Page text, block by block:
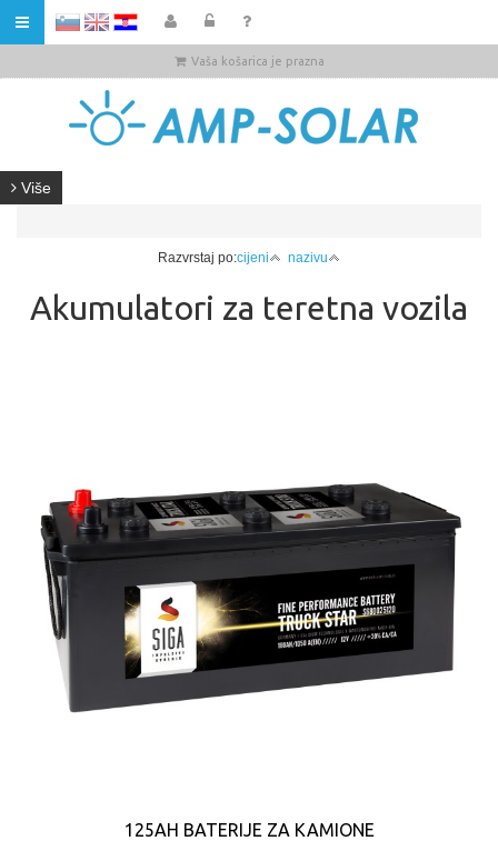
Vaša košarica je prazna
Više
Razvrstaj po:cijeni nazivu
Akumulatori za teretna vozila
125AH BATERIJE ZA KAMIONE